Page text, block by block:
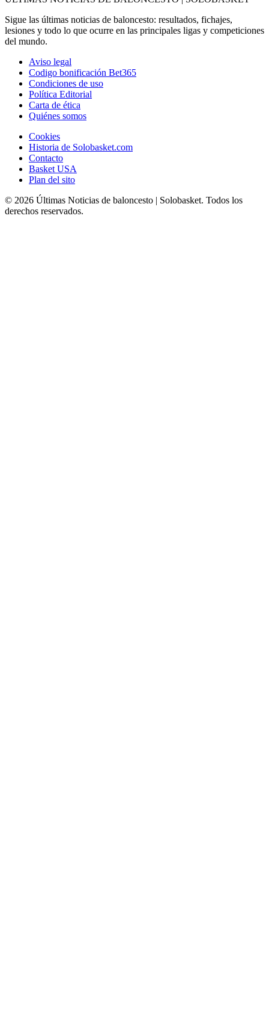
Sigue las últimas noticias de baloncesto: resultados, fichajes,
lesiones y todo lo que ocurre en las principales ligas y competiciones
del mundo.
Aviso legal
Codigo bonificación Bet365
Condiciones de uso
Política Editorial
Carta de ética
Quiénes somos
Cookies
Historia de Solobasket.com
Contacto
Basket USA
Plan del sito
© 2026 Últimas Noticias de baloncesto | Solobasket. Todos los
derechos reservados.